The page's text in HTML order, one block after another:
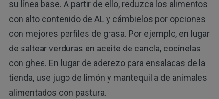
su línea base. A partir de ello, reduzca los alimentos
con alto contenido de AL y cámbielos por opciones
con mejores perfiles de grasa. Por ejemplo, en lugar
de saltear verduras en aceite de canola, cocínelas
con ghee. En lugar de aderezo para ensaladas de la
tienda, use jugo de limón y mantequilla de animales
alimentados con pastura.